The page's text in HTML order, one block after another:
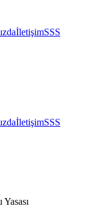
İletişimSSS
İletişimSSS